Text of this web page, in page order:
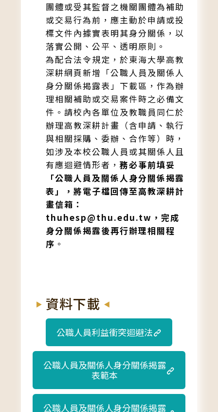
團體或受其監督之機關團體為補助
或交易行為前，應主動於申請或投
標文件內據實表明其身分關係，以
落實公開、公平、透明原則。
為配合法令規定，於東海大學高教
深耕網頁新增「公職人員及關係人
身分關係揭露表」下載區，作為辦
理相關補助或交易案件時之必備文
件。請校內各單位及教職員同仁於
辦理高教深耕計畫（含申請、執行
與相關採購、委辦、合作等）時，
如涉及本校公職人員或其關係人且
有應迴避情形者， 務必事前填妥
「公職人員及關係人身分關係揭露
表」，將電子檔回傳至高教深耕計
畫信箱：
thuhesp@thu.edu.tw，完成
身分關係揭露後再行辦理相關程
序 。
資料下載
公職人員利益衝突迴避法
公職人員及關係人身分關係揭露
表範本
公職人員及關係人身分關係揭露